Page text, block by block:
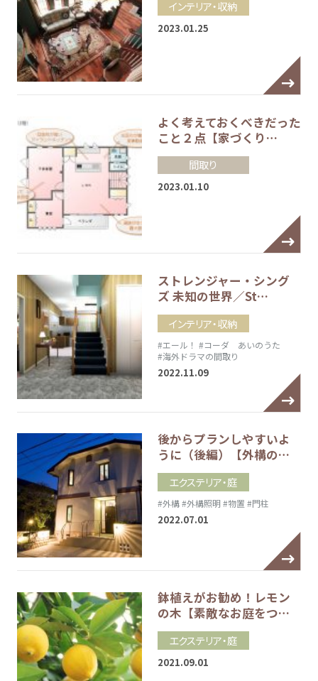
インテリア・収納
2023.01.25
よく考えておくべきだった
こと２点【家づくり…
間取り
2023.01.10
ストレンジャー・シング
ズ 未知の世界／St…
インテリア・収納
#エール！ #コーダ あいのうた
#海外ドラマの間取り
2022.11.09
後からプランしやすいよ
うに（後編）【外構の…
エクステリア・庭
#外構#外構照明 #物置 #門柱
2022.07.01
鉢植えがお勧め！レモン
の木【素敵なお庭をつ…
エクステリア・庭
2021.09.01